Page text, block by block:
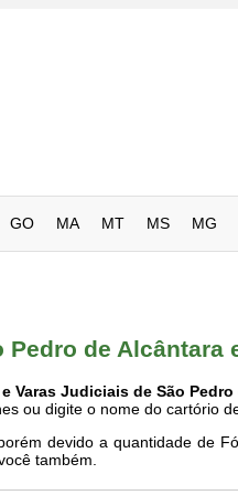
GO MA MT MS MG
de Alcântara
Varas Judiciais de São Pedro
ou digite o nome do cartório
devido a quantidade de
também.